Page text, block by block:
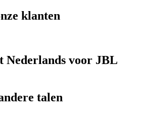
klanten
Nederlands voor JBL
talen